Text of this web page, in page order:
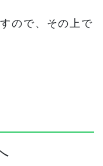
ので、その上で